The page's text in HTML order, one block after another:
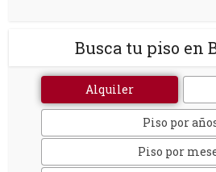
Busca tu piso en
Alquiler
Piso por
Piso por